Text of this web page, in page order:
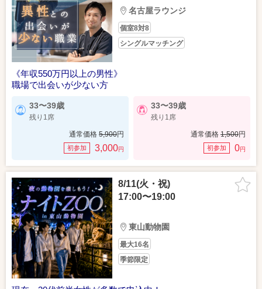
名古屋ラウンジ
個室8対8
シングルマッチング
《年収550万円以上の男性》
職場で出会いが少ない方
33〜39歳
残り1席
通常価格 5,900円
初参加 3,000円
33〜39歳
残り1席
通常価格 1,500円
初参加 0円
8/11(火・祝)
17:00〜19:00
東山動物園
最大16名
季節限定